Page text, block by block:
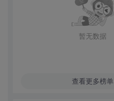
暂无数据
查看更多榜单